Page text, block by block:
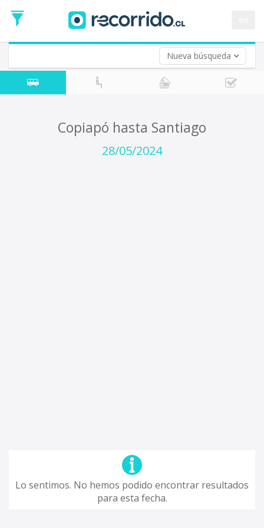
Nueva búsqueda
de
Ida
Vuelta (opcional)
Fecha
de
Copiapó hasta Santiago
28/05/2024
Lo sentimos. No hemos podido encontrar resultados
para esta fecha.